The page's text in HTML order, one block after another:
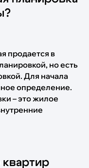
продается в
но есть
Для начала
определение.
– это жилое